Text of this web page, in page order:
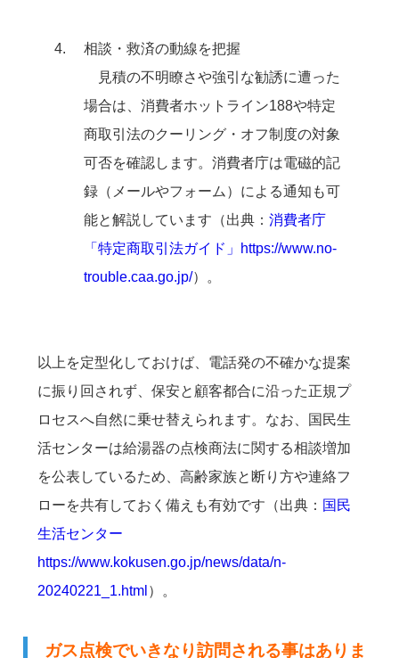
相談・救済の動線を把握
見積の不明瞭さや強引な勧誘に遭った
場合は、消費者ホットライン188や特定
商取引法のクーリング・オフ制度の対象
可否を確認します。消費者庁は電磁的記
録（メールやフォーム）による通知も可
能と解説しています（出典： 消費者庁
「特定商取引法ガイド」https://www.no-
trouble.caa.go.jp/）。
以上を定型化しておけば、電話発の不確かな提案
に振り回されず、保安と顧客都合に沿った正規プ
ロセスへ自然に乗せ替えられます。なお、国民生
活センターは給湯器の点検商法に関する相談増加
を公表しているため、高齢家族と断り方や連絡フ
ローを共有しておく備えも有効です（出典： 国民
生活センター
https://www.kokusen.go.jp/news/data/n-
20240221_1.html ）。
ガス点検でいきなり訪問される事はありま